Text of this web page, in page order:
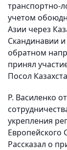
транспортно-
учетом
Азии через
Скандинавии
обратном
принял
Посол
Р. Василенко
укрепления
Европейского
Рассказал о